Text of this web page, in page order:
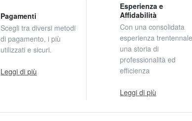
Pagamenti
Scegli tra diversi metodi
di pagamento, i più
utilizzati e sicuri.
Leggi di più
Esperienza e
Affidabilità
Con una consolidata
esperienza
una storia di
professionalità ed
efficienza
Leggi di più